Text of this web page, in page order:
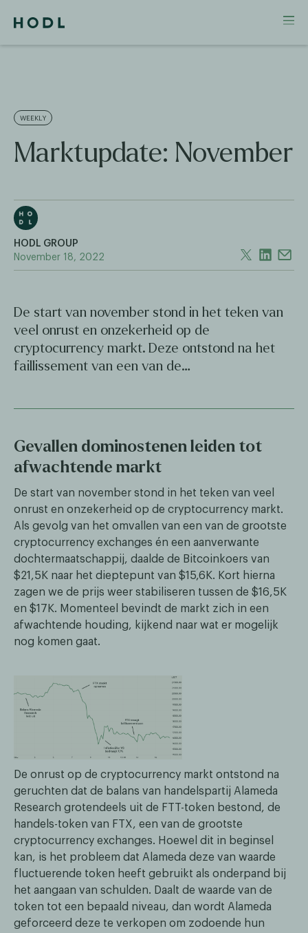
WEEKLY
Marktupdate: November
HODL GROUP
November 18, 2022
De start van november stond in het teken van
veel onrust en onzekerheid op de
cryptocurrency markt. Deze ontstond na het
faillissement van een van de…
Gevallen dominostenen leiden tot
afwachtende markt
De start van november stond in het teken van veel
onrust en onzekerheid op de cryptocurrency markt.
Als gevolg van het omvallen van een van de grootste
cryptocurrency exchanges én een aanverwante
dochtermaatschappij, daalde de Bitcoinkoers van
$21,5K naar het dieptepunt van $15,6K. Kort hierna
zagen we de prijs weer stabiliseren tussen de $16,5K
en $17K. Momenteel bevindt de markt zich in een
afwachtende houding, kijkend naar wat er mogelijk
nog komen gaat.
De onrust op de cryptocurrency markt ontstond na
geruchten dat de balans van handelspartij Alameda
Research grotendeels uit de FTT-token bestond, de
handels-token van FTX, een van de grootste
cryptocurrency exchanges. Hoewel dit in beginsel
kan, is het probleem dat Alameda deze van waarde
fluctuerende token heeft gebruikt als onderpand bij
het aangaan van schulden. Daalt de waarde van de
token tot een bepaald niveau, dan wordt Alameda
geforceerd deze te verkopen om zodoende hun